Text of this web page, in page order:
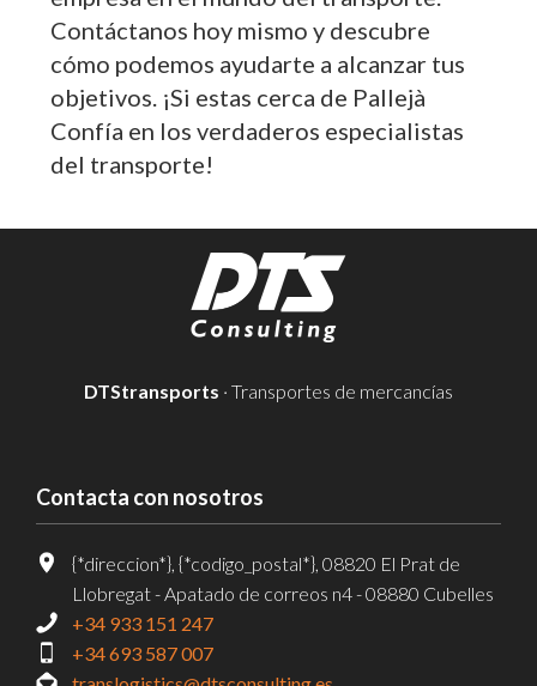
Contáctanos hoy mismo y descubre
cómo podemos ayudarte a alcanzar tus
objetivos. ¡Si estas cerca de Pallejà
Confía en los verdaderos especialistas
del transporte!
DTStransports · Transportes de mercancías
Contacta con nosotros
{*direccion*}, {*codigo_postal*}, 08820 El Prat de
Llobregat - Apatado de correos n4 - 08880 Cubelles
+34 933 151 247
+34 693 587 007